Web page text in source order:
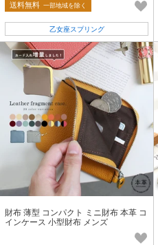
送料無料 一部地域を除く
乙女座スプリング
財布 薄型 コンパクト ミニ財布 本革 コ
インケース 小型財布 メンズ